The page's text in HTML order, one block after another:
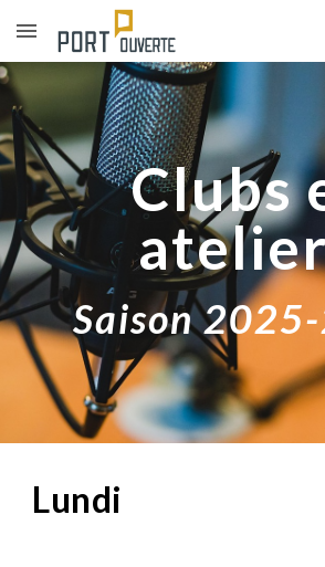
Skip to main content
Clubs
Saison
Lundi